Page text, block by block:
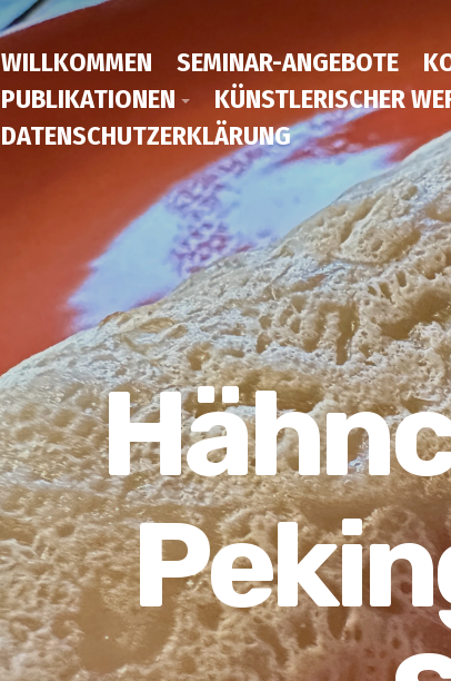
WILLKOMMEN SEMINAR-ANGEBOTE
PUBLIKATIONEN
KÜNSTLERISCHER
DATENSCHUTZERKLÄRUNG